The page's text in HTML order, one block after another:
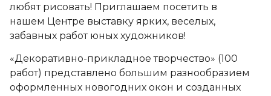
любят рисовать! Приглашаем посетить в
нашем Центре выставку ярких, веселых,
забавных работ юных художников!
«Декоративно-прикладное творчество» (100
работ) представлено большим разнообразием
оформленных новогодних окон и созданных